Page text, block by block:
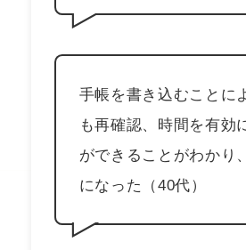
手帳を書き込むことに
も再確認、時間を有効
ができることがわかり
になった（40代）